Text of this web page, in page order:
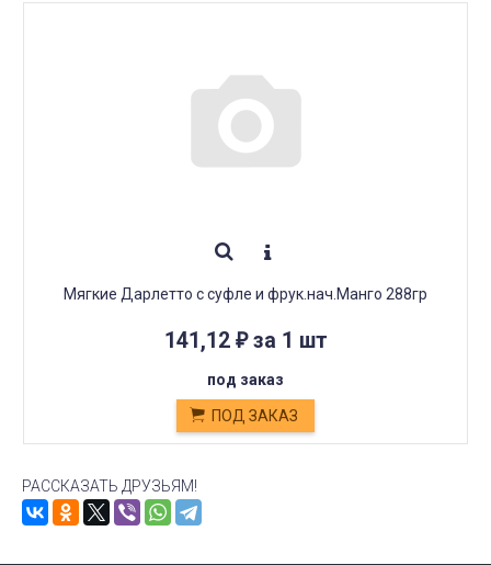
Мягкие Дарлетто с суфле и фрук.нач.Манго 288гр
141,12 ₽за 1 шт
под заказ
ПОД ЗАКАЗ
РАССКАЗАТЬ ДРУЗЬЯМ!